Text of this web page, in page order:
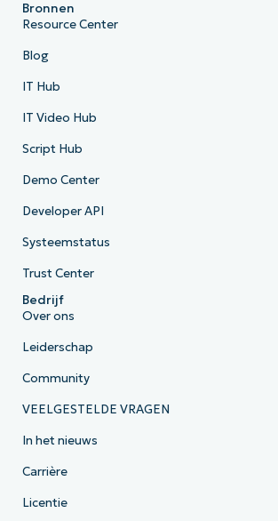
Bronnen
Resource Center
Blog
IT Hub
IT Video Hub
Script Hub
Demo Center
Developer API
Systeemstatus
Trust Center
Bedrijf
Over ons
Leiderschap
Community
VEELGESTELDE VRAGEN
In het nieuws
Carrière
Licentie